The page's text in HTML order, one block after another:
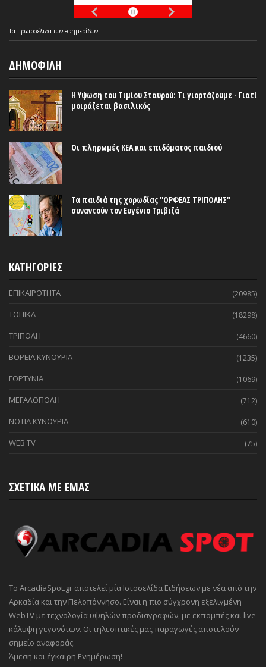
Τα πρωτοσέλιδατων εφημερίδων
ΔΗΜΟΦΙΛΗ
Η Υψωση του Τιμίου Σταυρού: Τι γιορτάζουμε - Γιατί
μοιράζεται βασιλικός
Οι πληρωμές ΚΕΑ και επιδόματος παιδιού
Τα παιδιά της χορωδίας ''ΟΡΦΕΑΣ ΤΡΙΠΟΛΗΣ''
συναντούν τον Ευγένιο Τριβιζά
ΚΑΤΗΓΟΡΙΕΣ
ΕΠΙΚΑΙΡΟΤΗΤΑ (20985)
ΤΟΠΙΚΑ (18298)
ΤΡΙΠΟΛΗ (4660)
ΒΟΡΕΙΑ ΚΥΝΟΥΡΙΑ (1235)
ΓΟΡΤΥΝΙΑ (1069)
ΜΕΓΑΛΟΠΟΛΗ (712)
ΝΟΤΙΑ ΚΥΝΟΥΡΙΑ (610)
WEB TV (75)
ΣΧΕΤΙΚΑ ΜΕ ΕΜΑΣ
Το ArcadiaSpot.gr αποτελεί μία Ιστοσελίδα Ειδήσεων με νέα από την
Αρκαδία και την Πελοπόννησο. Είναι η πιο σύγχρονη εξελιγμένη
WebTV με τεχνολογία υψηλών προδιαγραφών, με εκπομπές και live
κάλυψη γεγονότων. Οι τηλεοπτικές μας παραγωγές αποτελούν
σημείο αναφοράς.
Άμεση και έγκαιρη Ενημέρωση!